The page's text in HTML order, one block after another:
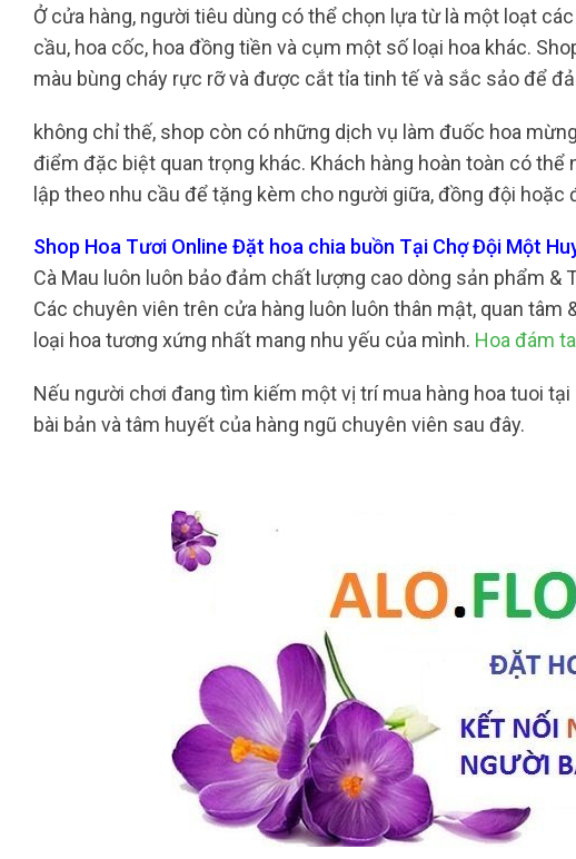
Ở cửa hàng, người tiêu dùng có thể chọn lựa từ là một loạt
cầu, hoa cốc, hoa đồng tiền và cụm một số loại hoa khác.
màu bùng cháy rực rỡ và được cắt tỉa tinh tế và sắc sảo để
không chỉ thế, shop còn có những dịch vụ làm đuốc hoa
điểm đặc biệt quan trọng khác. Khách hàng hoàn toàn có
lập theo nhu cầu để tặng kèm cho người giữa, đồng đội hoặc
Shop Hoa Tươi Online Đặt hoa chia buồn Tại Chợ Đội Một
Cà Mau luôn luôn bảo đảm chất lượng cao dòng sản phẩm
Các chuyên viên trên cửa hàng luôn luôn thân mật, quan
loại hoa tương xứng nhất mang nhu yếu của mình. Hoa đám
Nếu người chơi đang tìm kiếm một vị trí mua hàng hoa tuoi
bài bản và tâm huyết của hàng ngũ chuyên viên sau đây.